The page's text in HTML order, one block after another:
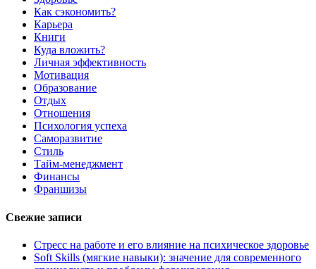
Как сэкономить?
Карьера
Книги
Куда вложить?
Личная эффективность
Мотивация
Образование
Отдых
Отношения
Психология успеха
Саморазвитие
Стиль
Тайм-менеджмент
Финансы
Франшизы
Свежие записи
Стресс на работе и его влияние на психическое здоровье
Soft Skills (мягкие навыки): значение для современного